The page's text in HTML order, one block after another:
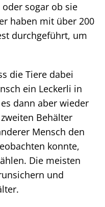
sogar ob sie
haben mit über 200
durchgeführt, um
die Tiere dabei
ein Leckerli in
dann aber wieder
Behälter
Mensch den
konnte,
Die meisten
und